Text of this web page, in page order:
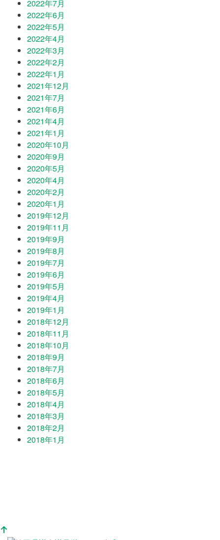
2022年7月
2022年6月
2022年5月
2022年4月
2022年3月
2022年2月
2022年1月
2021年12月
2021年7月
2021年6月
2021年4月
2021年1月
2020年10月
2020年9月
2020年5月
2020年4月
2020年2月
2020年1月
2019年12月
2019年11月
2019年9月
2019年8月
2019年7月
2019年6月
2019年5月
2019年4月
2019年1月
2018年12月
2018年11月
2018年10月
2018年9月
2018年7月
2018年6月
2018年5月
2018年4月
2018年3月
2018年2月
2018年1月